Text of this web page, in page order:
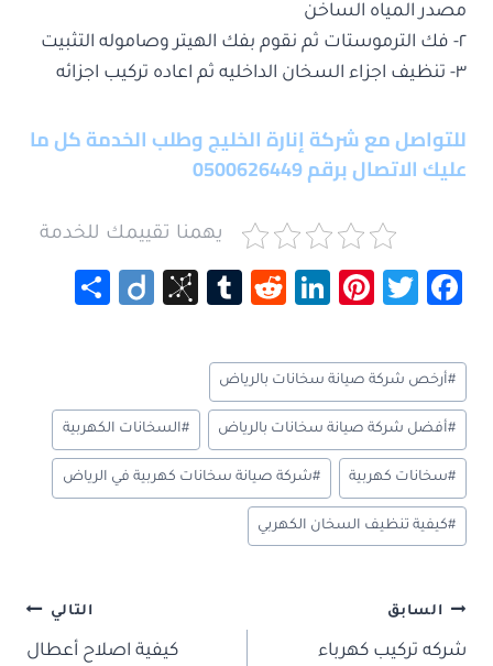
مصدر المياه الساخن
٢- فك الترموستات ثم نقوم بفك الهيتر وصاموله التثبيت
٣- تنظيف اجزاء السخان الداخليه ثم اعاده تركيب اجزائه
للتواصل مع شركة إنارة الخليج وطلب الخدمة كل ما
عليك الاتصال برقم 0500626449
يهمنا تقييمك للخدمة
Fa
b
o
ok
T
tt
er
Pi
er
es
t
Li
e
dI
n
d
di
t
Tu
Bi
n
o
m
Di
وسوم
المقال:
#أرخص شركة صيانة سخانات بالرياض
#أفضل شركة صيانة سخانات بالرياض #السخانات الكهربية
#سخانات كهربية #شركة صيانة سخانات كهربية في الرياض
#كيفية تنظيف السخان الكهربي
تصفّح
المقالات
السابق
شركه تركيب كهرباء
التالي
كيفية اصلاح أعطال